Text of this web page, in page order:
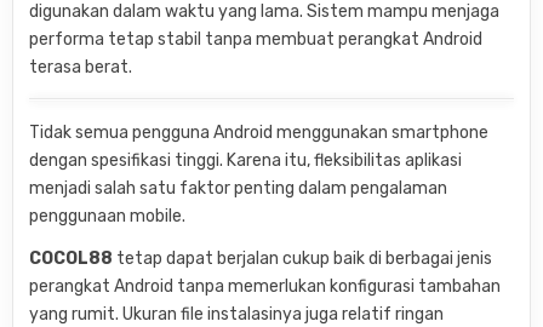
digunakan dalam waktu yang lama. Sistem mampu menjaga
performa tetap stabil tanpa membuat perangkat Android
terasa berat.
Tidak semua pengguna Android menggunakan smartphone
dengan spesifikasi tinggi. Karena itu, fleksibilitas aplikasi
menjadi salah satu faktor penting dalam pengalaman
penggunaan mobile.
COCOL88 tetap dapat berjalan cukup baik di berbagai jenis
perangkat Android tanpa memerlukan konfigurasi tambahan
yang rumit. Ukuran file instalasinya juga relatif ringan